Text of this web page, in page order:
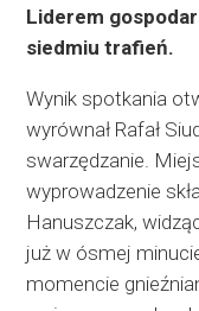
Liderem
siedmiu trafień.
Wynik spotkania
wyrównał Rafał
swarzędzanie.
wyprowadzenie
Hanuszczak,
już w ósmej
momencie